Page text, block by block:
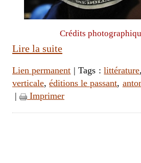
Crédits
Lire la suite
Lien permanent | Tags :littérature
verticale,éditions le passant,
|
Imprimer